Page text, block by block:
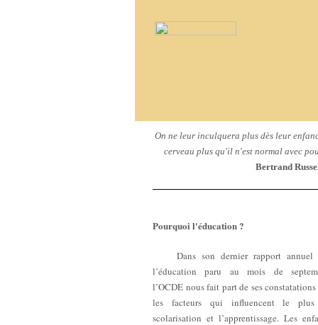
On ne leur inculquera plus dès leur
cerveau plus qu'il n'est normal avec
Bertrand
Pourquoi l'éducation ?
Dans son dernier rapport annuel
l’éducation paru au mois de
l’OCDE nous fait part de ses
les facteurs qui influencent le
scolarisation et l’apprentissage. Les